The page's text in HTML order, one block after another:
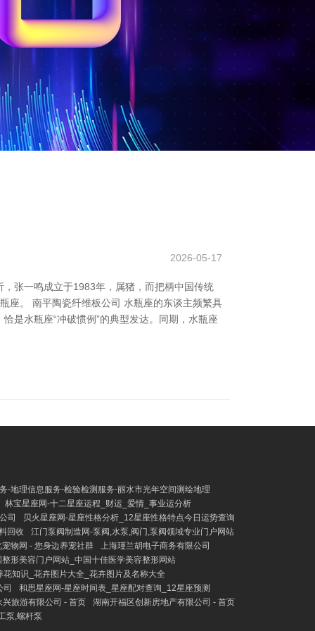
2026-05-17
张一鸣成立于1983年，属猪，而把柄中国传统
座。 南平陶瓷纤维板公司 水瓶座的东谈主频繁具
是水瓶座“冲破惯例”的典型发达。同期，水瓶座
-地理信息服务-检验检测服务-丽水市光年空间测绘地理
林宝星座网-十二星座运程_财运_爱情_事业运分析
司
贝火星座网-星座性格分析_12星座性格特点今日运势查询
回收
江门泵阀制造网-泵阀,水泵,阀门,泵阀领域专业门户网站
宠物网 - 您身边养宠社群
上海瑾兰胡电子商务有限公司
形美容门户网站_中国十佳医学美容整形网站
知识_花卉图片大全_花卉图片及名称大全
司
和思星座网-星座时间表_星座配对查询_12星座预测
兴旅游有限公司 - 首页
湖南开福区创新房地产有限公司 - 首页
泵,螺杆泵